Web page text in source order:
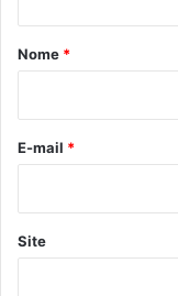
r
*
Nome *
E-mail *
Site